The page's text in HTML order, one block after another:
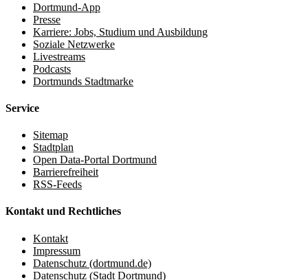
Dortmund-App
Presse
Karriere: Jobs, Studium und Ausbildung
Soziale Netzwerke
Livestreams
Podcasts
Dortmunds Stadtmarke
Service
Sitemap
Stadtplan
Open Data-Portal Dortmund
Barrierefreiheit
RSS-Feeds
Kontakt und Rechtliches
Kontakt
Impressum
Datenschutz (dortmund.de)
Datenschutz (Stadt Dortmund)